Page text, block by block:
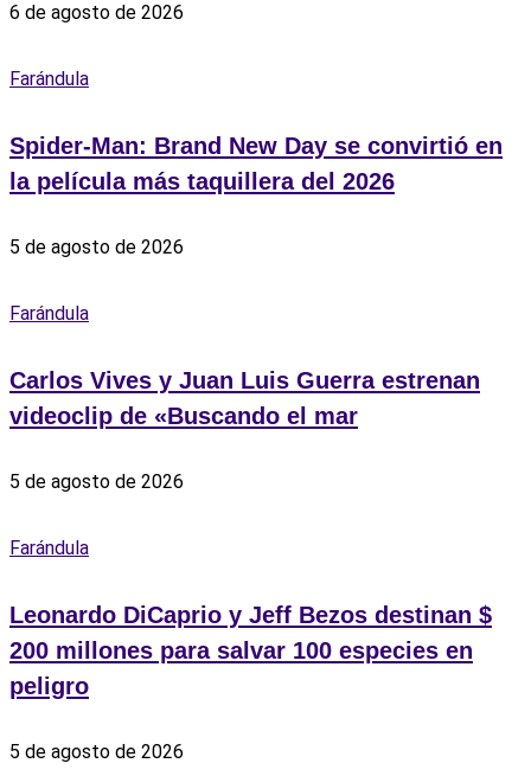
6 de agosto de 2026
Farándula
Spider-Man: Brand New Day se convirtió en
la película más taquillera del 2026
5 de agosto de 2026
Farándula
Carlos Vives y Juan Luis Guerra estrenan
videoclip de «Buscando el mar
5 de agosto de 2026
Farándula
Leonardo DiCaprio y Jeff Bezos destinan $
200 millones para salvar 100 especies en
peligro
5 de agosto de 2026